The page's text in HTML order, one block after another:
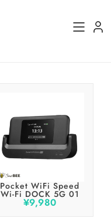
Pocket WiFi Speed
Wi-Fi DOCK 5G 01
¥9,980